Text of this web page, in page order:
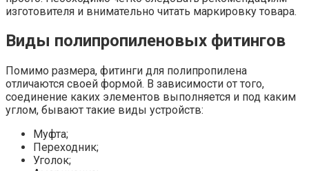
изготовителя и внимательно читать маркировку товара.
Виды полипропиленовых фитингов
Помимо размера, фитинги для полипропилена
отличаются своей формой. В зависимости от того,
соединение каких элементов выполняется и под каким
углом, бывают такие виды устройств:
Муфта;
Переходник;
Уголок;